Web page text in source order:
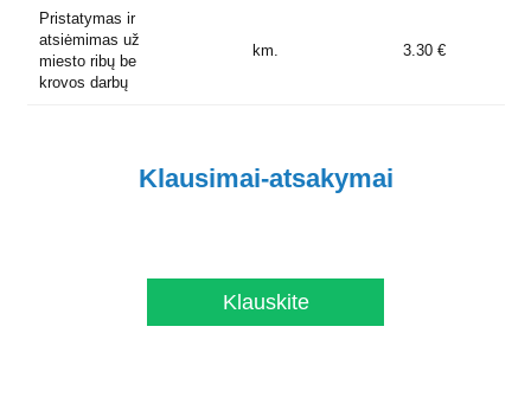
Pristatymas ir
atsiėmimas už
miesto ribų be
krovos darbų
km. 3.30 €
Klausimai-atsakymai
Klauskite